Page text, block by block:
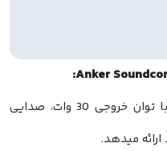
اسپیکر Anker Soundcore Glow با توان خروجی 30 وات، صدایی